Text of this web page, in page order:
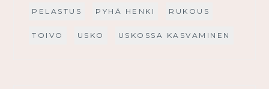
PELASTUS PYHÄ HENKI RUKOUS
TOIVO USKO USKOSSA KASVAMINEN